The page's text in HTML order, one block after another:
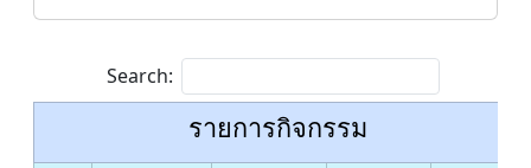
Search:
รายการกิจกรรม